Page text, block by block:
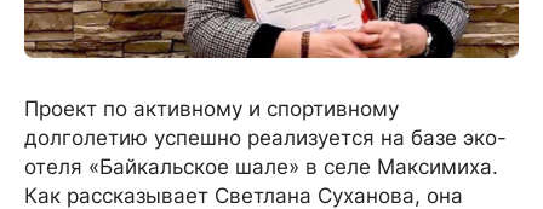
Проект по активному и спортивному
долголетию успешно реализуется на базе эко-
отеля «Байкальское шале» в селе Максимиха.
Как рассказывает Светлана Суханова, она